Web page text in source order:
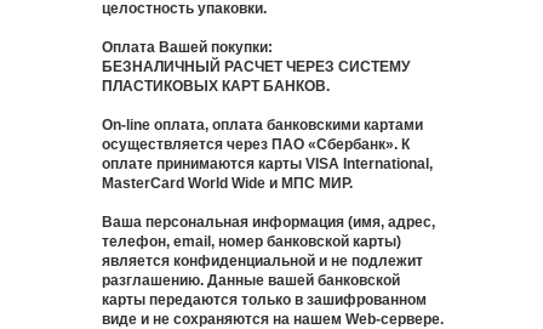
целостность упаковки.
Оплата Вашей покупки:
БЕЗНАЛИЧНЫЙ РАСЧЕТ ЧЕРЕЗ СИСТЕМУ
ПЛАСТИКОВЫХ КАРТ БАНКОВ.
On-line оплата, оплата банковскими картами
осуществляется через ПАО «Сбербанк». К
оплате принимаются карты VISA International,
MasterCard World Wide и МПС МИР.
Ваша персональная информация (имя, адрес,
телефон, email, номер банковской карты)
является конфиденциальной и не подлежит
разглашению. Данные вашей банковской
карты передаются только в зашифрованном
виде и не сохраняются на нашем Web-сервере.